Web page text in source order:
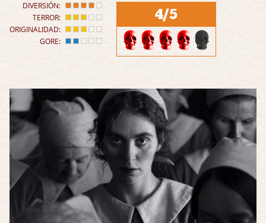
DIVERSIÓN:
TERROR:
ORIGINALIDAD:
GORE:
4/5